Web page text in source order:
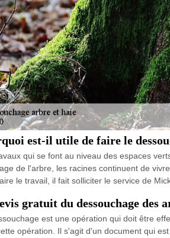
est-il utile de faire le
qui se font au niveau des espaces
de l'arbre, les racines continuent de
le travail, il fait solliciter le service de
gratuit du dessouchage des
est une opération qui doit être
opération. Il s'agit d'un document qui